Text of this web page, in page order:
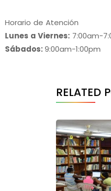
Horario de Atención
Lunes a Viernes: 7:00am-
Sábados:9:00am-1:00pm
RELATED